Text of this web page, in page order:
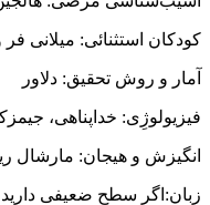
کودکان استثنائی: میلانی
آمار و روش تحقیق: دلاور
فیزیولوژِی: خداپناهی،
انگیزش و هیجان: مارشال